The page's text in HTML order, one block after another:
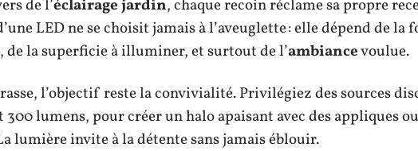
de l’éclairage jardin, chaque recoin réclame sa propre
LED ne se choisit jamais à l’aveuglette : elle dépend de la
de la superficie à illuminer, et surtout de l’ambiancevoulue.
l’objectif reste la convivialité. Privilégiez des sources
300 lumens, pour créer un halo apaisant avec des appliques
lumière invite à la détente sans jamais éblouir.